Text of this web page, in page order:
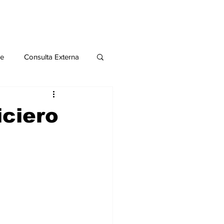
Consulta Externa
Publicaciones